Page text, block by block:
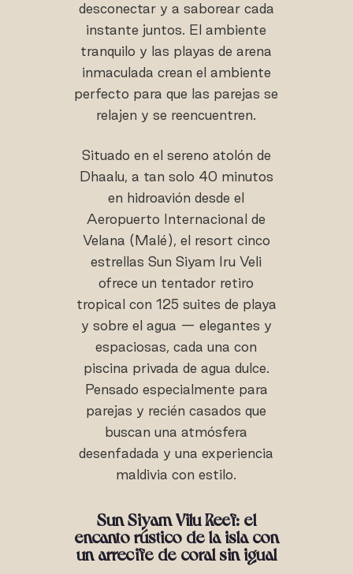
desconectar y a saborear cada
instante juntos. El ambiente
tranquilo y las playas de arena
inmaculada crean el ambiente
perfecto para que las parejas se
relajen y se reencuentren.
Situado en el sereno atolón de
Dhaalu, a tan solo 40 minutos
en hidroavión desde el
Aeropuerto Internacional de
Velana (Malé), el resort cinco
estrellas Sun Siyam Iru Veli
ofrece un tentador retiro
tropical con 125 suites de playa
y sobre el agua — elegantes y
espaciosas, cada una con
piscina privada de agua dulce.
Pensado especialmente para
parejas y recién casados que
buscan una atmósfera
desenfadada y una experiencia
maldivia con estilo.
Sun Siyam Vilu Reef: el
encanto rústico de la isla con
un arrecife de coral sin igual